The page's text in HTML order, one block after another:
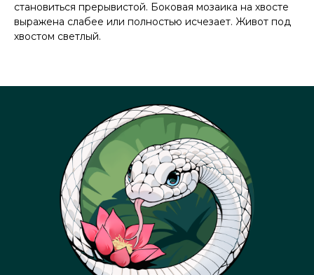
становиться прерывистой. Боковая мозаика на хвосте
выражена слабее или полностью исчезает. Живот под
хвостом светлый.